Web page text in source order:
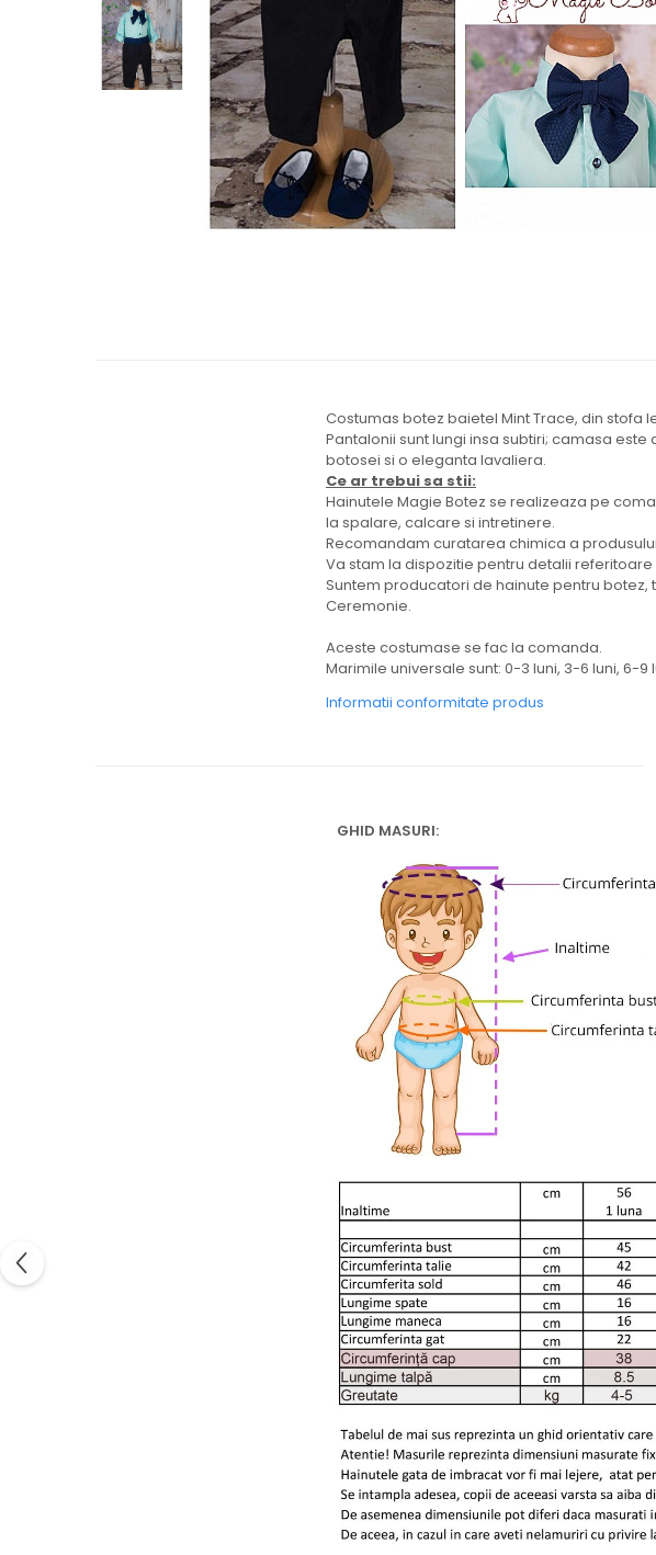
Cercei de aur lungi cu lant
Cercei din aur tortite
Cercei din aur alb
Cercei aur cu surub
Costumas botez baietel Mint Trace, din
Pantalonii sunt lungi insa subtiri; camasa
botosei si o eleganta lavaliera.
Ce ar trebui sa stii:
Hainutele Magie Botez se realizeaza pe
la spalare, calcare si intretinere.
Recomandam curatarea chimica a
Va stam la dispozitie pentru detalii
Suntem producatori de hainute pentru
Ceremonie.
Aceste costumase se fac la comanda.
Marimile universale sunt: 0-3 luni, 3-6 luni, 6-9
Informatii conformitate produs
GHID MASURI: